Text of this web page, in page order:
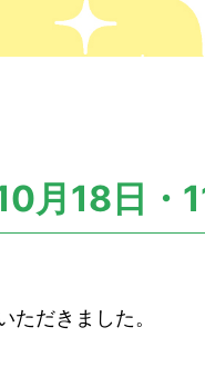
月18日・
ただきました。